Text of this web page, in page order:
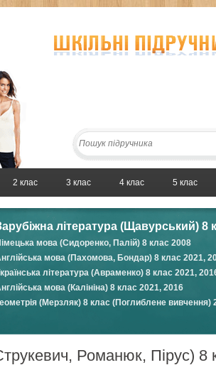
2 клас 3 клас 4 клас 5 клас
література (Щавурський) 8
мова (Сидоренко, Палій) 8 клас 2008
мова (Пахомова, Бондар) 8 клас 2021,
література (Авраменко) 8 клас 2021,
мова (Калініна) 8 клас 2021, 2016
(Мерзляк) 8 клас (Поглиблене вивчення)
Романюк, Пірус) 8